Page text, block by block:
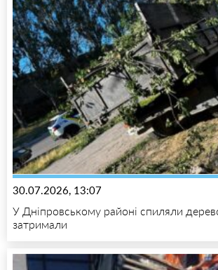
30.07.2026, 13:07
У Дніпровському районі спиляли
затримали